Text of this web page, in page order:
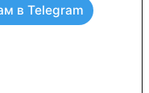
в Telegram